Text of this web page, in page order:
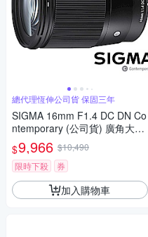
總代理恆伸公司貨 保固三年
SIGMA 16mm F1.4 DC DN Co
ntemporary (公司貨) 廣角大光
圈定焦鏡 人像鏡 APS-C 無反微
單眼專用鏡頭
$9,966 $10,490
限時下殺
券
加入購物車